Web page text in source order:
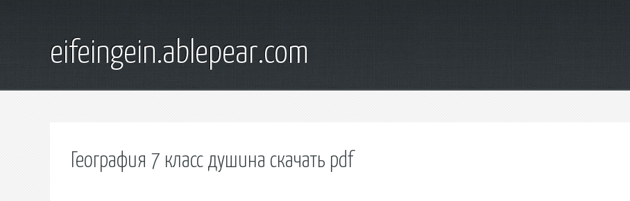
eifeingein.ablepear.com
География 7 класс душина скачать pdf